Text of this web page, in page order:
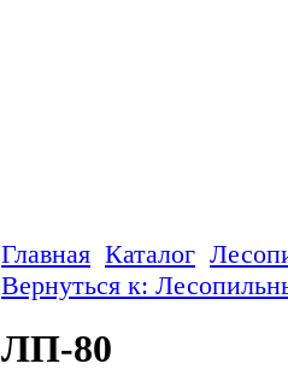
Главная Каталог
Вернуться к:
ЛП-80